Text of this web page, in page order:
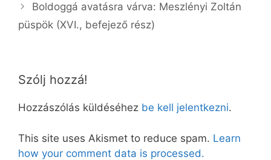
Boldoggá avatásra várva: Meszlényi Zoltán
püspök (XVI., befejező rész)
Szólj hozzá!
Hozzászólás küldéséhez be kell jelentkezni.
This site uses Akismet to reduce spam. Learn
how your comment data is processed.